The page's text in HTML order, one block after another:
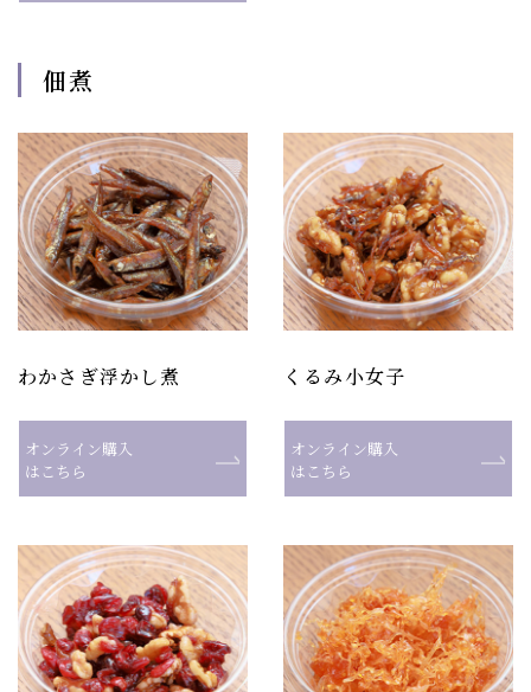
佃煮
わかさぎ浮かし煮
オンライン購入
はこちら
くるみ小女子
オンライン購入
はこちら